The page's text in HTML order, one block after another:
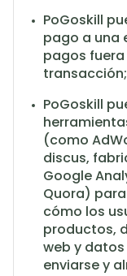
PoGoskill
pago a una
pagos fuera
transacción;
PoGoskill
(como
discus,
Google
Quora)
cómo los
productos,
web y
enviarse y